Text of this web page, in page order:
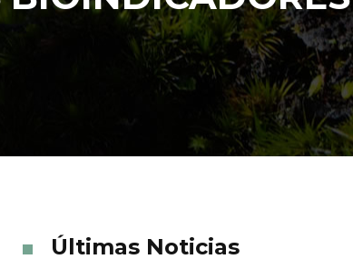
Últimas Noticias